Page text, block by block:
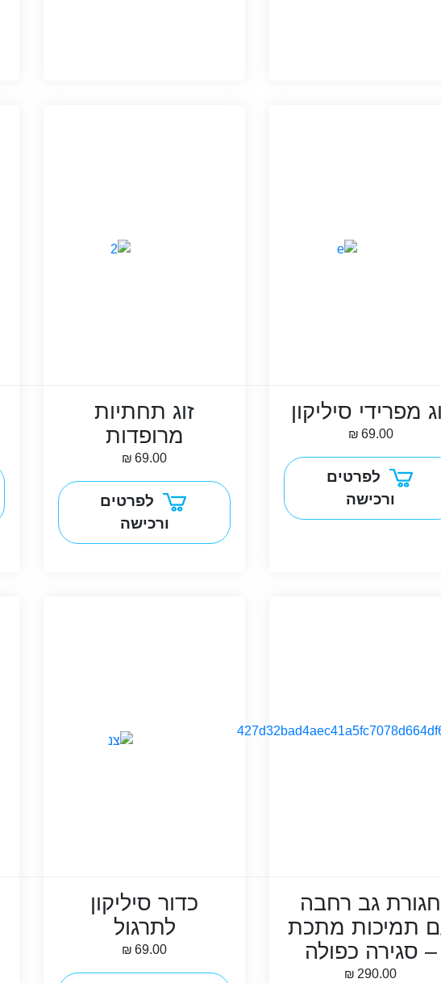
מפרידי סיליקון
₪ 69.00
לפרטים
ורכישה
זוג תחתיות
מרופדות
₪ 69.00
לפרטים
ורכישה
חגורת גב רחבה
תמיכות מתכת
– סגירה כפולה
₪ 290.00
כדור סיליקון
לתרגול
₪ 69.00